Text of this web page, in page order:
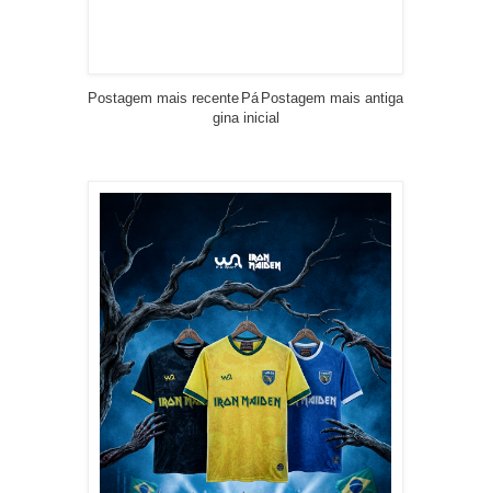
Postagem mais recente Postagem mais antiga
Pá
gina inicial